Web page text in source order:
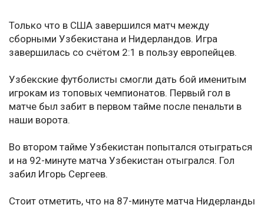
Только что в США завершился матч между
сборными Узбекистана и Нидерландов. Игра
завершилась со счётом 2:1 в пользу европейцев.
Узбекские футболисты смогли дать бой именитым
игрокам из топовых чемпионатов. Первый гол в
матче был забит в первом тайме после пенальти в
наши ворота.
Во втором тайме Узбекистан попытался отыграться
и на 92-минуте матча Узбекистан отыгрался. Гол
забил Игорь Сергеев.
Стоит отметить, что на 87-минуте матча Нидерланды